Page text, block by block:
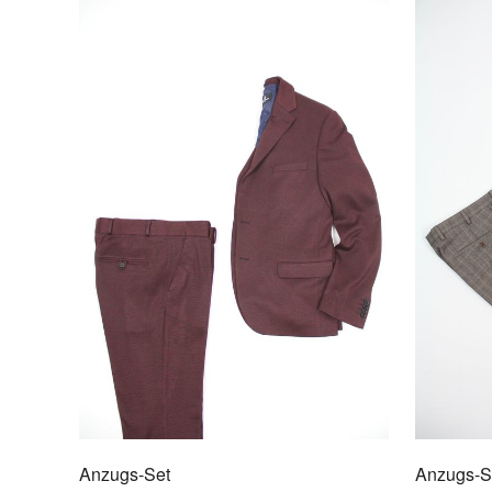
Anzugs-Set
Anzugs-